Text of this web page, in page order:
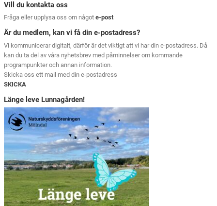
Vill du kontakta oss
Fråga eller upplysa oss om någote-post
Är du medlem, kan vi få din e-postadress?
Vi kommunicerar digitalt, därför är det viktigt att vi har din e-postadress. Då
kan du ta del av våra nyhetsbrev med påminnelser om kommande
programpunkter och annan information.
Skicka oss ett mail med din e-postadress
SKICKA
Länge leve Lunnagården!